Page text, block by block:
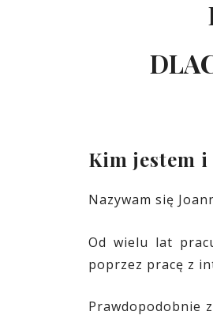
Kim jestem i
Nazywam się
Od wielu lat
poprzez pracę z
Prawdopodobnie